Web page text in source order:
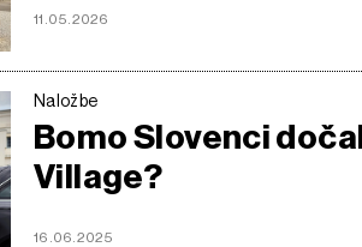
11.05.2026
Naložbe
Bomo Slovenci
Village?
16.06.2025